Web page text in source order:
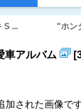
S ... "ホン
車アルバム
された画像です